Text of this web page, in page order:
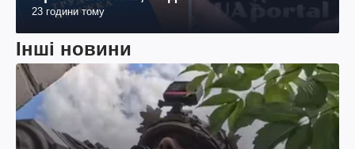
23 години тому
Інші новини